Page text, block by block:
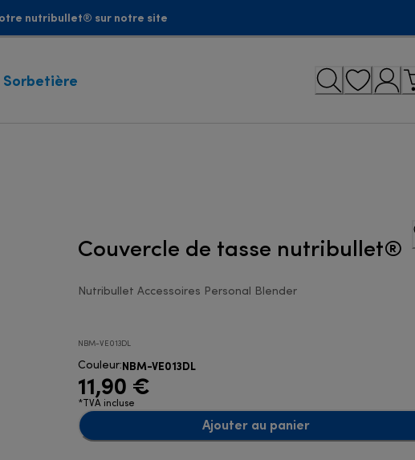
nutribullet® sur notre site
Sorbetière
Couvercle de tasse nutribullet®
Nutribullet Accessoires Personal Blender
NBM-VE013DL
Couleur:NBM-VE013DL
11,90 €
*TVA incluse
Ajouter au panier